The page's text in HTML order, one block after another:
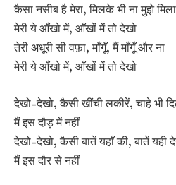
कैसा नसीब है मेरा, मिलके भी ना मुझे मिला
मेरी ये आँखो में, आँखों में तो देखो
तेरी अधूरी सी वफ़ा, माँगूँ, मैं माँगूँ और ना
मेरी ये आँखो में, आँखों में तो देखो
देखो-देखो, कैसी खींची लकीरें, चाहे भी
मैं इस दौड़ में नहीं
देखो-देखो, कैसी बातें यहाँ की, बातें यही
मैं इस दौर से नहीं